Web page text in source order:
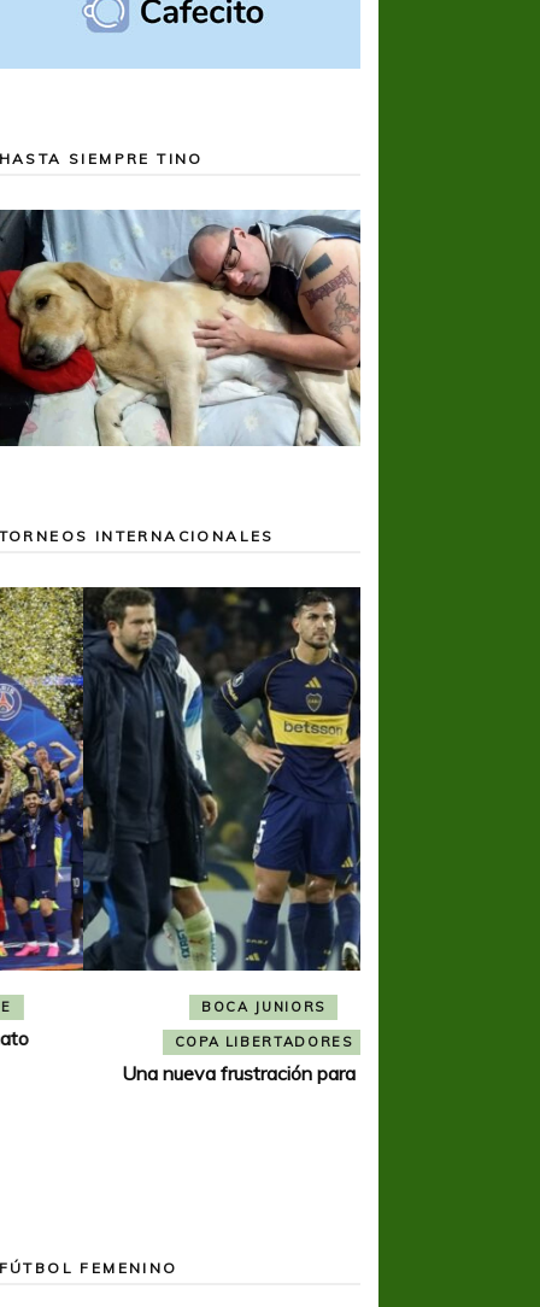
HASTA SIEMPRE TINO
TORNEOS INTERNACIONALES
BOCA JUNIORS
COPA LIBERTADORES
Una nueva frustración para Boca
FÚTBOL FEMENINO